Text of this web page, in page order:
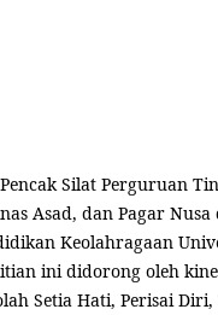
Silat Perguruan
Asad, dan Pagar Nusa
Keolahragaan
ini didorong oleh
Setia Hati, Perisai Diri,